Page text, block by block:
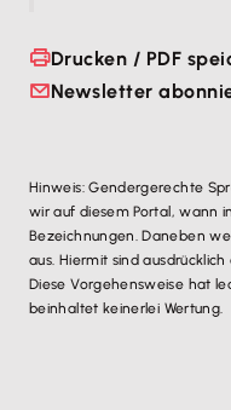
Drucken / PDF
Newsletter
Hinweis: Gendergerechte
wir auf diesem Portal, wann
Bezeichnungen. Daneben
aus. Hiermit sind
Diese Vorgehensweise hat
beinhaltet keinerlei Wertung.